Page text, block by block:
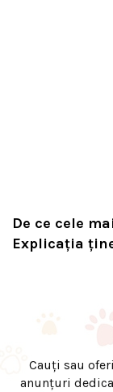
De ce cele
Explicația
Cauți sau
anunțuri